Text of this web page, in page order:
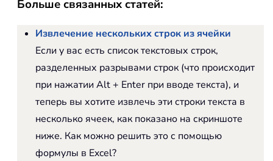
Больше связанных статей:
Извлечение нескольких строк из ячейки
Если у вас есть список текстовых строк,
разделенных разрывами строк (что происходит
при нажатии Alt + Enter при вводе текста), и
теперь вы хотите извлечь эти строки текста в
несколько ячеек, как показано на скриншоте
ниже. Как можно решить это с помощью
формулы в Excel?